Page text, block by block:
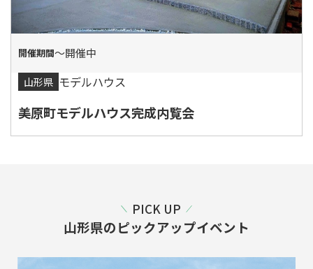
〜開催中
山形県 モデルハウス
美原町モデルハウス完成内覧会
PICK UP
山形県のピックアップイベント